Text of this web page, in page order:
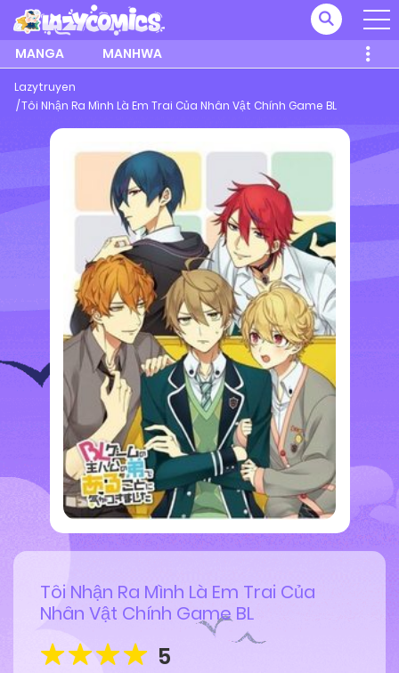
MANGA MANHWA
Lazytruyen
Tôi Nhận Ra Mình Là Em Trai Của Nhân Vật Chính Game BL
Tôi Nhận Ra Mình Là Em Trai Của
Nhân Vật Chính Game BL
5